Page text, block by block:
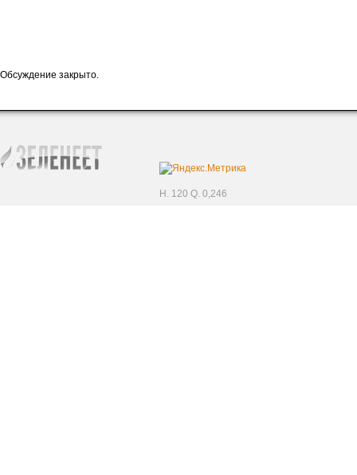
Обсуждение закрыто.
H. 120 Q. 0,246